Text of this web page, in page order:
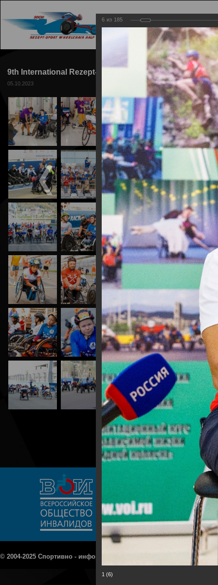
9th International Rezept-Sport Wheelchair Half Marathon
05.10.2023
© 2004-2025 Спортивно - информационный портал «Рецепт - Спорт»
6 из 185
1 (6)